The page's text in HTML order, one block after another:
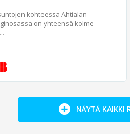
kohteessa Ahtialan
on yhteensä kolme
NÄYTÄ KAIKKI